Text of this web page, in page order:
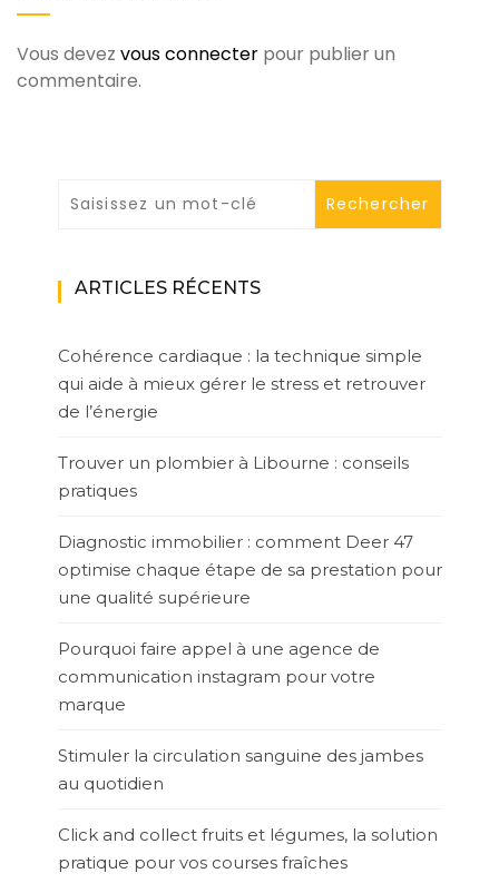
Vous devez vous connecter pour publier un
commentaire.
ARTICLES RÉCENTS
Cohérence cardiaque : la technique simple
qui aide à mieux gérer le stress et retrouver
de l’énergie
Trouver un plombier à Libourne : conseils
pratiques
Diagnostic immobilier : comment Deer 47
optimise chaque étape de sa prestation pour
une qualité supérieure
Pourquoi faire appel à une agence de
communication instagram pour votre
marque
Stimuler la circulation sanguine des jambes
au quotidien
Click and collect fruits et légumes, la solution
pratique pour vos courses fraîches